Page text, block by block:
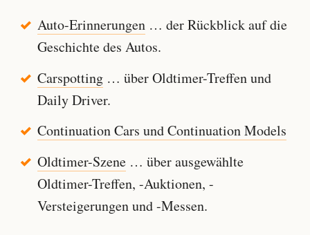
Auto-Erinnerungen… der Rückblick auf die
Geschichte des Autos.
Carspotting… über Oldtimer-Treffen und
Daily Driver.
Continuation Cars und Continuation Models
Oldtimer-Szene… über ausgewählte
Oldtimer-Treffen, -Auktionen, -
Versteigerungen und -Messen.